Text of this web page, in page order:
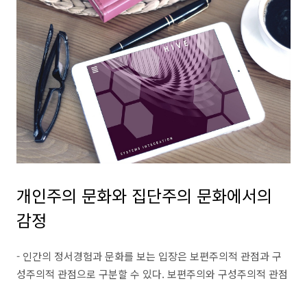
개인주의 문화와 집단주의 문화에서의
감정
- 인간의 정서경험과 문화를 보는 입장은 보편주의적 관점과 구
성주의적 관점으로 구분할 수 있다. 보편주의와 구성주의적 관점